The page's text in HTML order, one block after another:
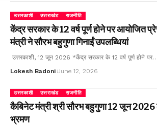
उत्तरकाशी उत्तराखंड राजनीति
केंद्र सरकार के 12 वर्ष पूर्ण होने पर आयोजित
मंत्री ने सौरभ बहुगुणा गिनाईं उपलब्धियां
उत्तरकाशी, 12 जून 2026 *केंद्र सरकार के 12 वर्ष पूर्ण होने पर…
Lokesh Badoni June 12, 2026
उत्तरकाशी उत्तराखंड राजनीति
कैबिनेट मंत्री श्री सौरभ बहुगुणा 12 जून 2026
भ्रमण